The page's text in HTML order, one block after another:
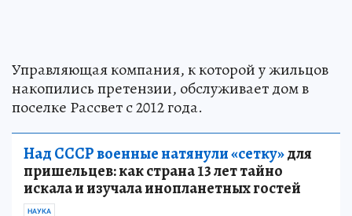
Управляющая компания, к которой у жильцов
накопились претензии, обслуживает дом в
поселке Рассвет с 2012 года.
Над СССР военные натянули «сетку»для
пришельцев: как страна 13 лет тайно
искала и изучала инопланетных гостей
НАУКА